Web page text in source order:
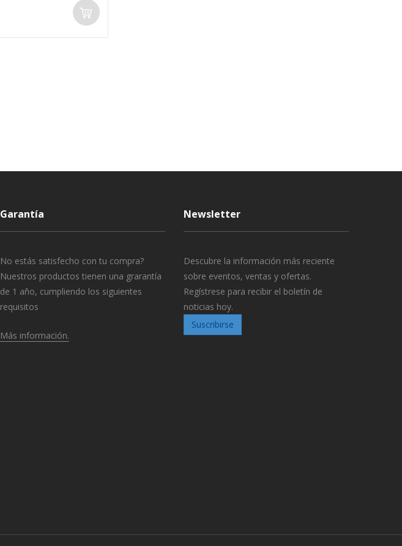
Garantía
No estás satisfecho con tu compra?
Nuestros productos tienen una grarantía
de 1 año, cumpliendo los siguientes
requisitos
Más información.
Newsletter
Descubre la información más reciente
sobre eventos, ventas y ofertas.
Regístrese para recibir el boletín de
noticias hoy.
Suscribirse